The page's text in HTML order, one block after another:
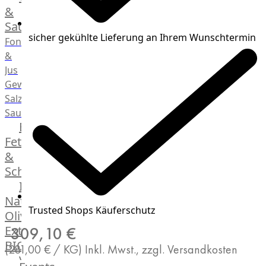
Desserts
&
Saucen
Fonds
&
Jus
Gewürze
Salz
Saucen
Butter,
Fett
&
Schmalz
ItalianBar
Natives
Olivenöl
Extra
BIO
Veggie
sicher gekühlte Lieferung an Ihrem Wunschtermin
Trusted Shops Käuferschutz
309,10 €
(281,00 € / KG) Inkl. Mwst., zzgl. Versandkosten